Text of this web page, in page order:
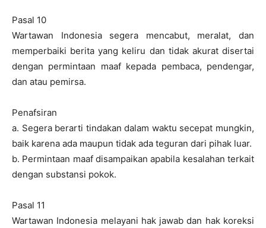
Pasal 10
Wartawan Indonesia segera mencabut, meralat, dan
memperbaiki berita yang keliru dan tidak akurat disertai
dengan permintaan maaf kepada pembaca, pendengar,
dan atau pemirsa.
Penafsiran
a. Segera berarti tindakan dalam waktu secepat mungkin,
baik karena ada maupun tidak ada teguran dari pihak luar.
b. Permintaan maaf disampaikan apabila kesalahan terkait
dengan substansi pokok.
Pasal 11
Wartawan Indonesia melayani hak jawab dan hak koreksi